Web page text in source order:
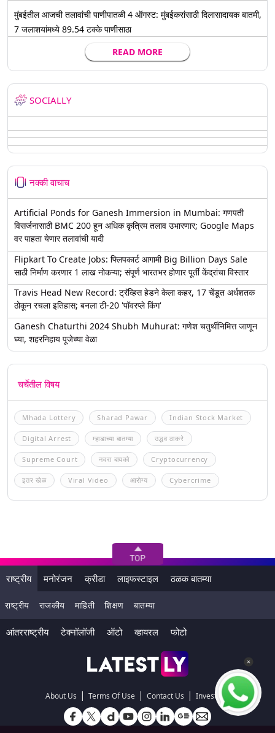
मुंबईतील आजची तलावांची पाणीपातळी 4 ऑगस्ट: मुंबईकरांसाठी दिलासादायक बातमी,
7 जलाशयांमध्ये 89.54 टक्के पाणीसाठा
READ MORE
SOCIALLY
नक्की वाचाच
Artificial Ponds for Ganesh Immersion in Mumbai: गणपती
विसर्जनासाठी BMC 200 हून अधिक कृत्रिम तलाव उभारणार; Google Maps
वर पाहता येणार तलावांची यादी
Flipkart To Create Jobs: फ्लिपकार्ट आगामी Big Billion Days Sale
साठी निर्माण करणार 1 लाख नोकऱ्या; संपूर्ण भारतभर होणार पूर्ती केंद्रांचा विस्तार
Travis Head New Record: ट्रॅव्हिस हेडने केला कहर, 17 चेंडूत अर्धशतक
ठोकून रचला इतिहास; बनला टी-20 'पॉवरप्ले किंग'
Ganesh Chaturthi 2024 Shubh Muhurat: गणेश चतुर्थीनिमित्त जाणून
घ्या, शहरनिहाय पूजेच्या वेळा
चर्चेतील विषय
Mhada Lottery Sharad Pawar Indian Stock Market
Digital Arrest म्हाडाच्या बातम्या उद्धव ठाकरे
Supreme Court नवरा बायको Cryptocurrency
इतर खेळ Viral Video आरोग्य Cybercrime
राष्ट्रीय मनोरंजन क्रीडा लाइफस्टाइल ठळक बातम्या
राष्ट्रीय राजकीय माहिती शिक्षण बातम्या
आंतरराष्ट्रीय टेक्नॉलॉजी ऑटो व्हायरल फोटो
About Us | Terms Of Use | Contact Us | Investors